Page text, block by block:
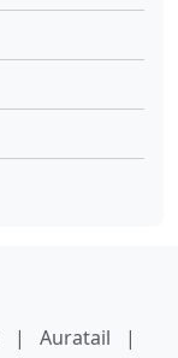
| Auratail
|